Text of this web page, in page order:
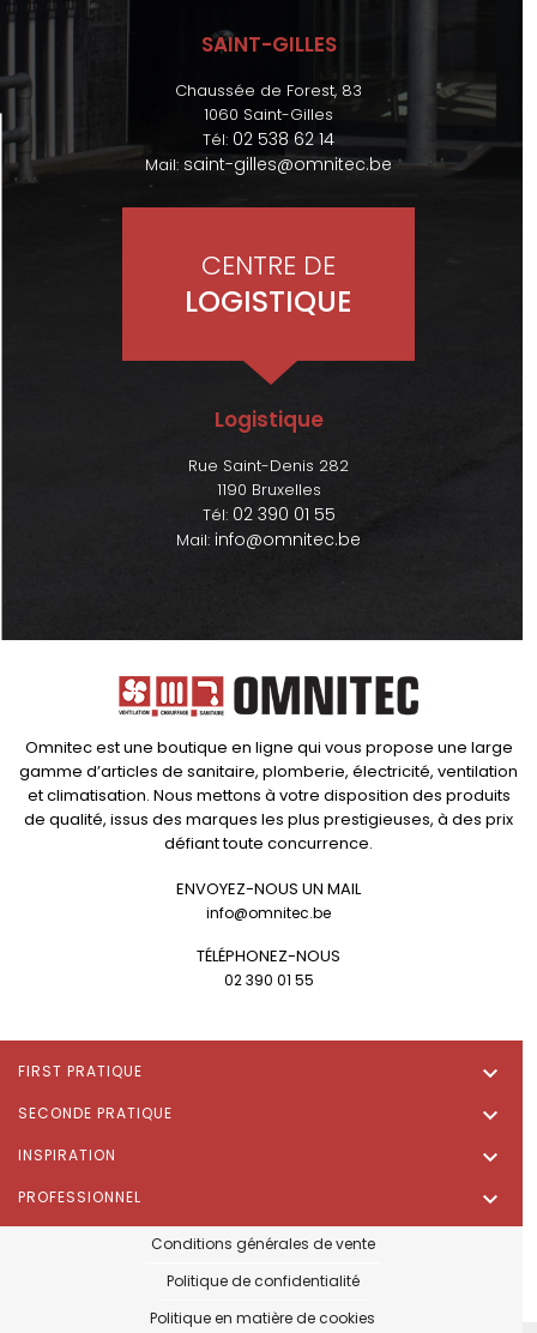
SAINT-GILLES
Chaussée de Forest, 83
1060 Saint-Gilles
Tél: 02 538 62 14
Mail: saint-gilles@omnitec.be
CENTRE DE
LOGISTIQUE
Logistique
Rue Saint-Denis 282
1190 Bruxelles
Tél: 02 390 01 55
Mail: info@omnitec.be
Omnitec est une boutique en ligne qui vous propose une large
gamme d’articles de sanitaire, plomberie, électricité, ventilation
et climatisation. Nous mettons à votre disposition des produits
de qualité, issus des marques les plus prestigieuses, à des prix
défiant toute concurrence.
ENVOYEZ-NOUS UN MAIL
info@omnitec.be
TÉLÉPHONEZ-NOUS
02 390 01 55
FIRST PRATIQUE 
SECONDE PRATIQUE 
INSPIRATION 
PROFESSIONNEL 
Conditions générales de vente
Politique de confidentialité
Politique en matière de cookies